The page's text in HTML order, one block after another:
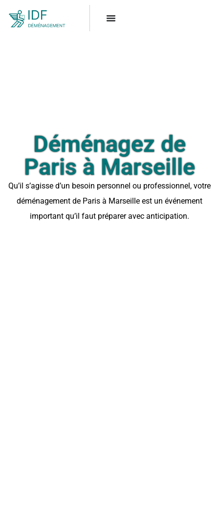
Déménagez de
Paris à Marseille
Qu’il s’agisse d’un besoin personnel ou professionnel, votre
déménagement de Paris à Marseille est un événement
important qu’il faut préparer avec anticipation.